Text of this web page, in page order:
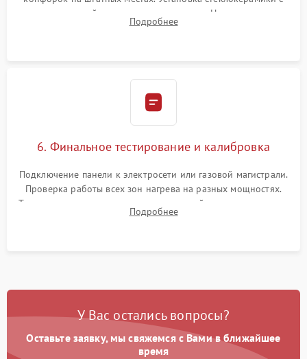
проверкой равномерности зазоров. Нанесение
термостойкого герметика или укладка уплотнительной
Подробнее
6. Финальное тестирование и калибровка
Подключение панели к электросети или газовой магистрали.
Проверка работы всех зон нагрева на разных мощностях.
Тестирование сенсорного управления, таймера, индикаторов
остаточного тепла и систем защиты от перегрева.
Подробнее
У Вас остались вопросы?
Оставьте заявку, мы свяжемся с Вами в ближайшее
время